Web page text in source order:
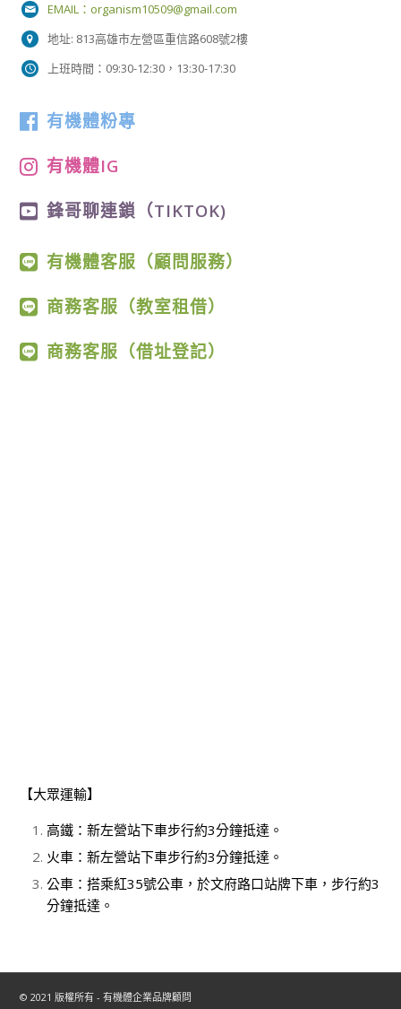
EMAIL： organism10509@gmail.com
地址: 813高雄市左營區重信路608號2樓
上班時間：09:30-12:30，13:30-17:30
有機體粉專
有機體IG
鋒哥聊連鎖（TIKTOK)
有機體客服（顧問服務）
商務客服（教室租借）
商務客服（借址登記）
【大眾運輸】
高鐵：新左營站下車步行約3分鐘抵達。
火車：新左營站下車步行約3分鐘抵達。
公車：搭乘紅35號公車，於文府路口站牌下車，步行約3
分鐘抵達。
© 2021 版權所有 - 有機體企業品牌顧問